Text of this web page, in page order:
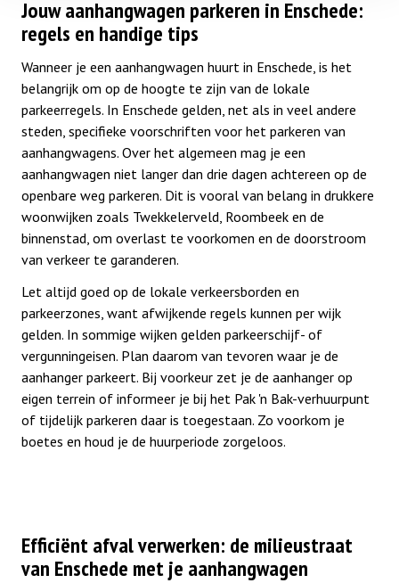
Jouw aanhangwagen parkeren in Enschede:
regels en handige tips
Wanneer je een aanhangwagen huurt in Enschede, is het
belangrijk om op de hoogte te zijn van de lokale
parkeerregels. In Enschede gelden, net als in veel andere
steden, specifieke voorschriften voor het parkeren van
aanhangwagens. Over het algemeen mag je een
aanhangwagen niet langer dan drie dagen achtereen op de
openbare weg parkeren. Dit is vooral van belang in drukkere
woonwijken zoals Twekkelerveld, Roombeek en de
binnenstad, om overlast te voorkomen en de doorstroom
van verkeer te garanderen.
Let altijd goed op de lokale verkeersborden en
parkeerzones, want afwijkende regels kunnen per wijk
gelden. In sommige wijken gelden parkeerschijf- of
vergunningeisen. Plan daarom van tevoren waar je de
aanhanger parkeert. Bij voorkeur zet je de aanhanger op
eigen terrein of informeer je bij het Pak 'n Bak-verhuurpunt
of tijdelijk parkeren daar is toegestaan. Zo voorkom je
boetes en houd je de huurperiode zorgeloos.
Efficiënt afval verwerken: de milieustraat
van Enschede met je aanhangwagen